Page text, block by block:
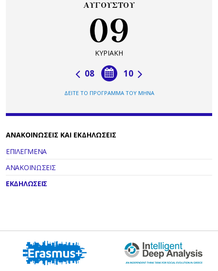
ΑΥΓΟΥΣΤΟΥ
09
ΚΥΡΙΑΚΗ
10
08
ΔΕΙΤΕ ΤΟ ΠΡΟΓΡΑΜΜΑ ΤΟΥ ΜΗΝΑ
ΑΝΑΚΟΙΝΩΣΕΙΣ ΚΑΙ ΕΚΔΗΛΩΣΕΙΣ
ΕΠΙΛΕΓΜΕΝΑ
ΑΝΑΚΟΙΝΩΣΕΙΣ
ΕΚΔΗΛΩΣΕΙΣ